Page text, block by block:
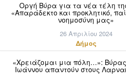
Οργή Βύρα για τα νέα τέλη
«Απαράδεκτο και προκλητικό,
νοημοσύνη μας»
26 Απριλίου 2024
Δήμος
«Χρειάζομαι μια πόλη…»:
Ιωάννου απαντούν στους